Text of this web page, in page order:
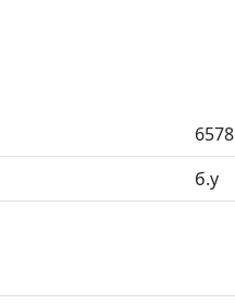
6578
б.у